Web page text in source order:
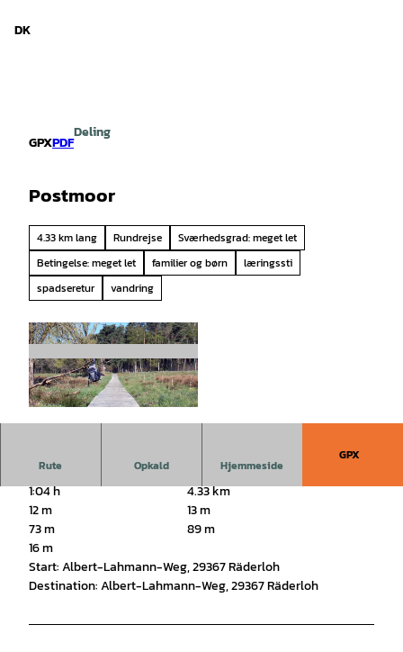
DK
GPXPDF
Deling
Postmoor
4.33 km lang Rundrejse
Sværhedsgrad: meget let
Betingelse: meget let
familier og børn
læringssti
spadseretur
vandring
opf |CC0
Rute Opkald Hjemmeside
GPX
1:04 h
4.33 km
12 m
13 m
73 m
89 m
16 m
Start: Albert-Lahmann-Weg, 29367 Räderloh
Destination: Albert-Lahmann-Weg, 29367 Räderloh